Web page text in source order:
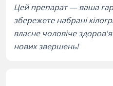
Цей препарат — ваша
збережете набрані
власне чоловіче здоров'я
нових звершень!